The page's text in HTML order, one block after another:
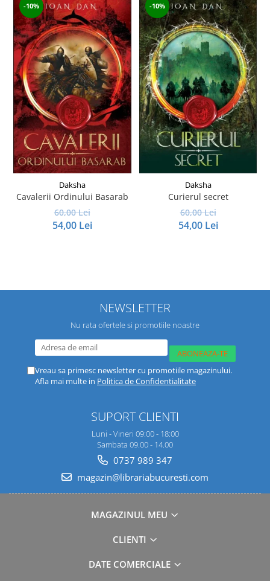
-10%
Daksha
Cavalerii Ordinului Basarab
60,00 Lei
54,00 Lei
-10%
Daksha
Curierul secret
60,00 Lei
54,00 Lei
NEWSLETTER
Nu rata ofertele si promotiile noastre
Vreau sa primesc newsletter cu promotiile magazinului.
Afla mai multe in Politica de Confidentialitate
SUPORT CLIENTI
Luni - Vineri 09:00 - 18:00
Sambata 09.00 - 14.00
0737 989 347
magazin@librariabucuresti.com
MAGAZINUL MEU
CLIENTI
DATE COMERCIALE